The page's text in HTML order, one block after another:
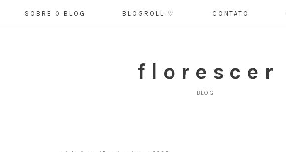
SOBRE O BLOG BLOGROLL ♡ CONTATO
f l o r e s c e r
BLOG